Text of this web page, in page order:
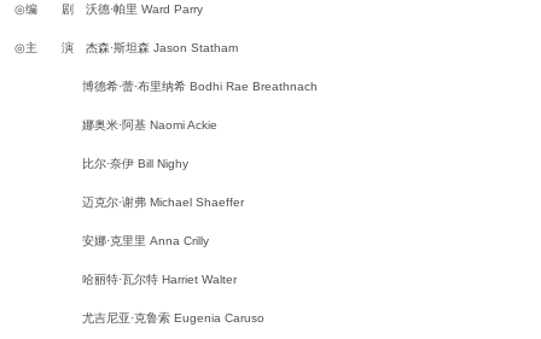
◎编 剧 沃德·帕里 Ward Parry
◎主 演 杰森·斯坦森 Jason Statham
博德希·蕾·布里纳希 Bodhi Rae Breathnach
娜奥米·阿基 Naomi Ackie
比尔·奈伊 Bill Nighy
迈克尔·谢弗 Michael Shaeffer
安娜·克里里 Anna Crilly
哈丽特·瓦尔特 Harriet Walter
尤吉尼亚·克鲁索 Eugenia Caruso